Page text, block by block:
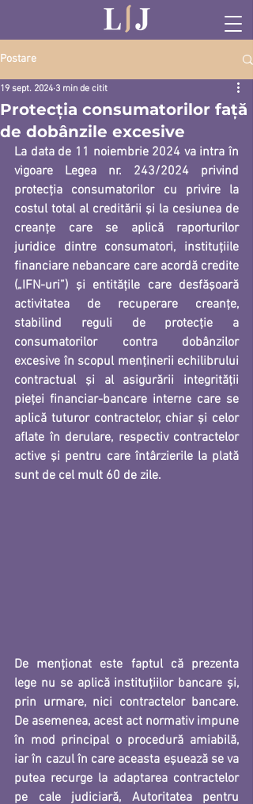
Postare
Protecția consumatorilor față
de dobânzile excesive
19 sept. 2024 3 min de citit
La data de 11 noiembrie 2024 va intra în
vigoare Legea nr. 243/2024 privind
protecţia consumatorilor cu privire la
costul total al creditării şi la cesiunea de
creanţe care se aplică raporturilor
juridice dintre consumatori, instituţiile
financiare nebancare care acordă credite
(„IFN-uri”) şi entităţile care desfăşoară
activitatea de recuperare creanţe,
stabilind reguli de protecţie a
consumatorilor contra dobânzilor
excesive în scopul menţinerii echilibrului
contractual şi al asigurării integrităţii
pieţei financiar-bancare interne care se
aplică tuturor contractelor, chiar și celor
aflate în derulare, respectiv contractelor
active şi pentru care întârzierile la plată
sunt de cel mult 60 de zile.
De menționat este faptul că prezenta
lege nu se aplică instituțiilor bancare și,
De asemenea, acest act normativ impune
în mod principal o procedură amiabilă,
iar în cazul în care aceasta eșuează se va
putea recurge la adaptarea contractelor
pe cale judiciară,
Autoritatea pentru